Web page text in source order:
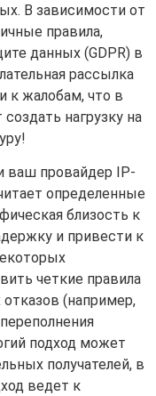
В зависимости от
правила,
данных (GDPR) в
рассылка
к жалобам, что в
нагрузку на
ваш провайдер IP-
определенные
близость к
и привести к
четкие правила
(например,
подход может
получателей, в
ведет к